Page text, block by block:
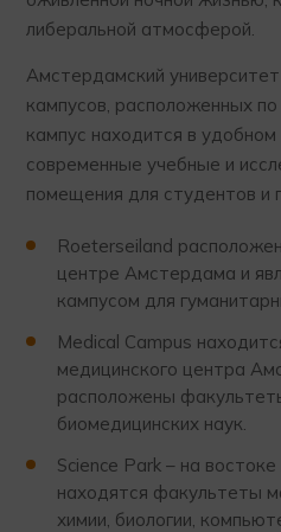
либеральной атмосферой.
Амстердамский
кампусов, расположенных
кампус находится в
современные учебные и
помещения для студентов и
Roeterseiland
центре Амстердама и
кампусом для
Medical Campus
медицинского центра
расположены
биомедицинских наук.
Science Park – на
находятся факультеты
химии, биологии,